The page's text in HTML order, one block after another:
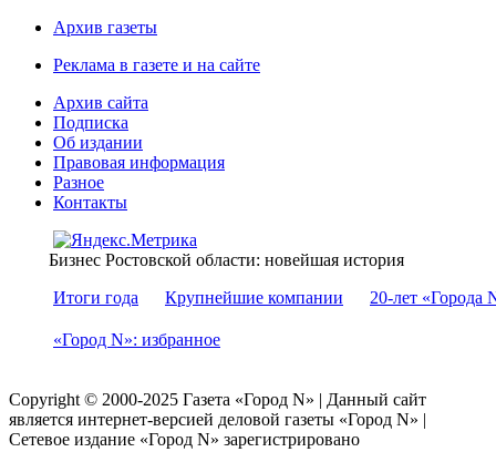
Архив газеты
Реклама в газете и на сайте
Архив сайта
Подписка
Об издании
Правовая информация
Разное
Контакты
Бизнес Ростовской области: новейшая история
Итоги года
Крупнейшие компании 20-лет «Города
«Город N»: избранное
Copyright © 2000-2025 Газета «Город N» | Данный сайт
является интернет-версией деловой газеты «Город N» |
Сетевое издание «Город N» зарегистрировано